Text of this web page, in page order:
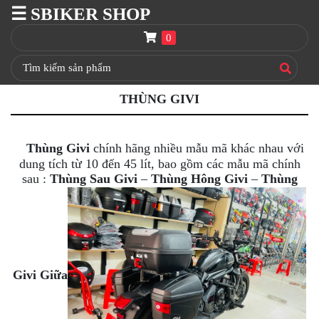
☰ SBIKER SHOP
0
SBIKER
TRANG
CHỦ
GIVI
BAGA
GIVI
HRX
FULLFACE
NÂNG
THÙNG GIVI
Thùng Givichính hãng nhiều mẫu mã khác nhau với
dung tích từ 10 đến 45 lít, bao gồm các mẫu mã chính
sau : Thùng Sau Givi– Thùng Hông Givi– Thùng
Givi Giữa